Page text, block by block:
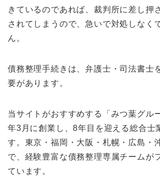
きているのであれば、裁判所に差し押
されてしまうので、急いで対処しなく
ん。
債務整理手続きは、弁護士・司法書士
要があります。
当サイトがおすすめする「みつ葉グル
年3月に創業し、8年目を迎える総合士
す。東京・福岡・大阪・札幌・広島・
で、経験豊富な債務整理専属チームが
ています。